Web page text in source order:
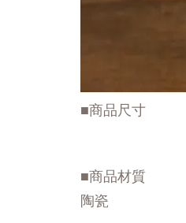
■商品尺寸
■商品材質
陶瓷